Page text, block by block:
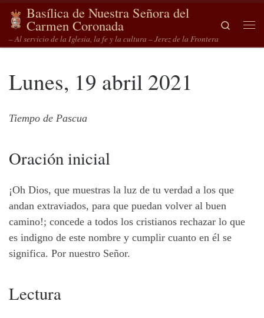
Saltar al contenido
Basílica de Nuestra Señora del
Carmen Coronada
– Al servicio de la Iglesia, la fe y la cultura – Jerez de la Frontera
Search
Lunes, 19 abril 2021
Tiempo de Pascua
Oración inicial
¡Oh Dios, que muestras la luz de tu verdad a los que
andan extraviados, para que puedan volver al buen
camino!; concede a todos los cristianos rechazar lo que
es indigno de este nombre y cumplir cuanto en él se
significa. Por nuestro Señor.
Lectura